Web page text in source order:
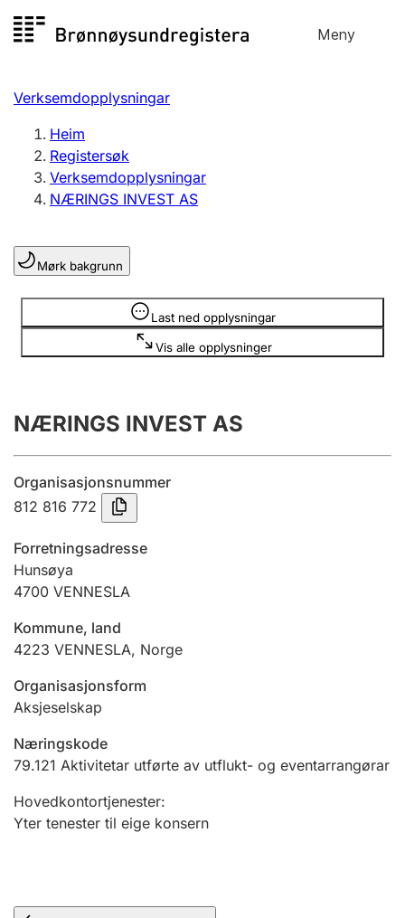
til
Meny
Registersøk
Aksjeselskap
Enkeltpersonføretak
Registrere, endre, slette
Lag og foreining
Registrere, endre, slette
Årsrekneskap
Innsending og forseinkingsgebyr
Tinglysing
Jeger
Ektepaktrettleiaren
Andre tema
Verksemdopplysningar
Heim
Registersøk
Verksemdopplysningar
NÆRINGS INVEST AS
Mørk bakgrunn
Last ned opplysningar
Vis alle opplysninger
Opplysninger er skjult
NÆRINGS INVEST AS
Organisasjonsnummer
812 816 772
Forretningsadresse
Hunsøya
4700 VENNESLA
Kommune, land
4223 VENNESLA, Norge
Organisasjonsform
Aksjeselskap
Næringskode
79.121 Aktivitetar utførte av utflukt- og eventarrangørar
Hovedkontortjenester:
Yter tenester til eige konsern